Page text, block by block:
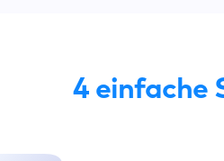
4 einfache